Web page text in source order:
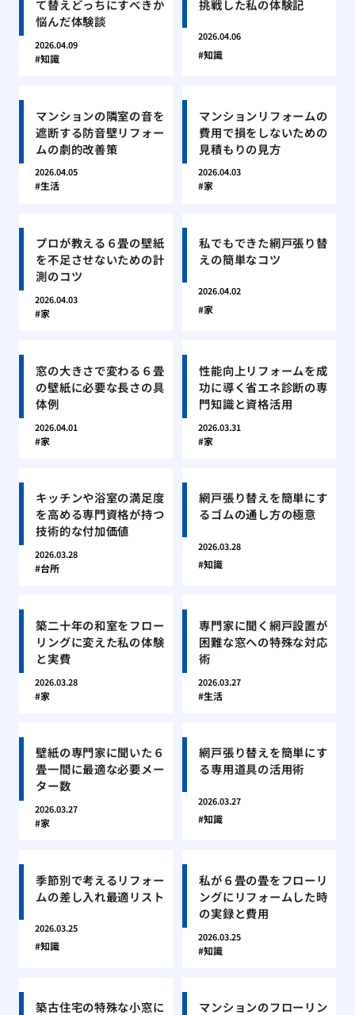
て替えどっちにすべきか
悩んだ体験談
2026.04.09
知識
挑戦した私の体験記
2026.04.06
知識
マンションの隣室の音を
遮断する防音壁リフォー
ムの劇的改善策
2026.04.05
生活
マンションリフォームの
費用で損をしないための
見積もりの見方
2026.04.03
家
プロが教える６畳の壁紙
を不足させないための計
測のコツ
2026.04.03
家
私でもできた網戸張り替
えの簡単なコツ
2026.04.02
家
窓の大きさで変わる６畳
の壁紙に必要な長さの具
体例
2026.04.01
家
性能向上リフォームを成
功に導く省エネ診断の専
門知識と資格活用
2026.03.31
家
キッチンや浴室の満足度
を高める専門資格が持つ
技術的な付加価値
2026.03.28
台所
網戸張り替えを簡単にす
るゴムの通し方の極意
2026.03.28
知識
築二十年の和室をフロー
リングに変えた私の体験
と実費
2026.03.28
家
専門家に聞く網戸設置が
困難な窓への特殊な対応
術
2026.03.27
生活
壁紙の専門家に聞いた６
畳一間に最適な必要メー
ター数
2026.03.27
家
網戸張り替えを簡単にす
る専用道具の活用術
2026.03.27
知識
季節別で考えるリフォー
ムの差し入れ最適リスト
2026.03.25
知識
私が６畳の畳をフローリ
ングにリフォームした時
の実録と費用
2026.03.25
知識
築古住宅の特殊な小窓に マンションのフローリン